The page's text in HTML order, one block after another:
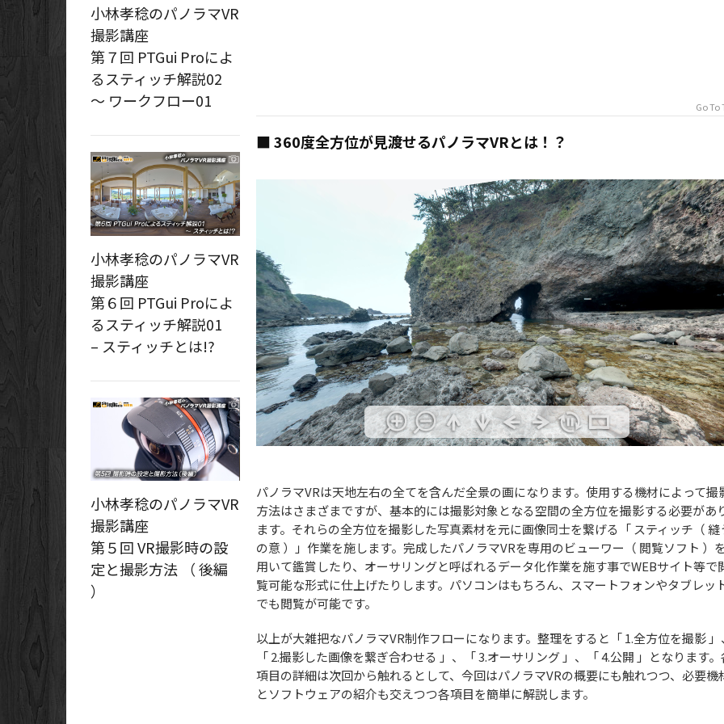
Go To
■ 360度全方位が見渡せるパノラマVRとは！？
パノラマVRは天地左右の全てを含んだ全景の画になります。使用する機材によって撮
方法はさまざまですが、基本的には撮影対象となる空間の全方位を撮影する必要があ
ます。それらの全方位を撮影した写真素材を元に画像同士を繋げる「 スティッチ（ 縫
の意 ）」作業を施します。完成したパノラマVRを専用のビューワー（ 閲覧ソフト ）
用いて鑑賞したり、オーサリングと呼ばれるデータ化作業を施す事でWEBサイト等で
覧可能な形式に仕上げたりします。パソコンはもちろん、スマートフォンやタブレッ
でも閲覧が可能です。
以上が大雑把なパノラマVR制作フローになります。整理をすると「 1.全方位を撮影 」
「 2.撮影した画像を繋ぎ合わせる 」、「 3.オーサリング 」、「 4.公開 」となります
項目の詳細は次回から触れるとして、今回はパノラマVRの概要にも触れつつ、必要機
とソフトウェアの紹介も交えつつ各項目を簡単に解説します。
小林孝稔のパノラマVR
撮影講座
第７回 PTGui Proによ
るスティッチ解説02
～ ワークフロー01
小林孝稔のパノラマVR
撮影講座
第６回 PTGui Proによ
るスティッチ解説01
– スティッチとは!?
小林孝稔のパノラマVR
撮影講座
第５回 VR撮影時の設
定と撮影方法 （ 後編
）